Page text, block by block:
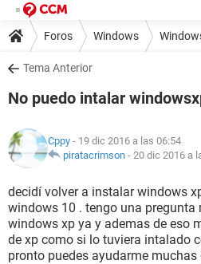
Foros Windows
Tema Anterior
No puedo intalar
Cppy - 19 dic 2016 a las 06:54
piratacrimson - 20 dic 2016 a
decidí volver a instalar windows
windows 10 . tengo una
windows xp ya y ademas de eso
de xp como si lo tuviera intalado
pronto puedes ayudarme muchas